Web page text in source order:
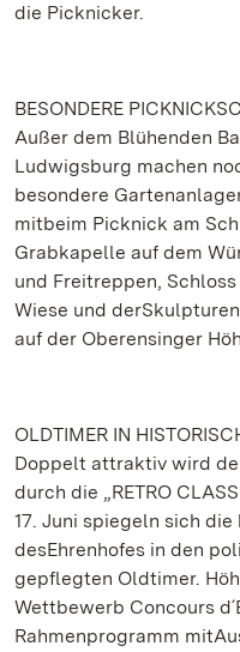
die Picknicker.
BESONDERE
Außer dem Blühenden
Ludwigsburg machen
besondere
mitbeim Picknick am
Grabkapelle auf dem
und Freitreppen,
Wiese und
auf der Oberensinger
OLDTIMER IN
Doppelt attraktiv wird
durch die „RETRO
17. Juni spiegeln sich
desEhrenhofes in den
gepflegten Oldtimer.
Wettbewerb Concours
Rahmenprogramm